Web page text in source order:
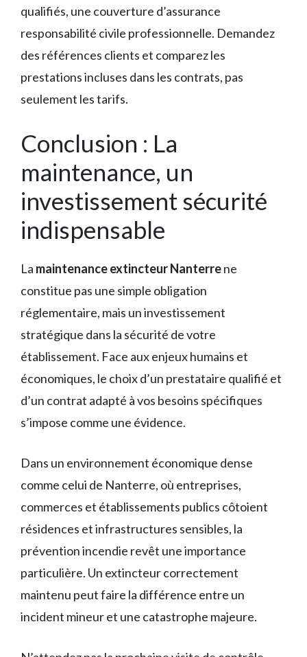
qualifiés, une couverture d’assurance
responsabilité civile professionnelle. Demandez
des références clients et comparez les
prestations incluses dans les contrats, pas
seulement les tarifs.
Conclusion : La
maintenance, un
investissement sécurité
indispensable
La maintenance extincteur Nanterrene
constitue pas une simple obligation
réglementaire, mais un investissement
stratégique dans la sécurité de votre
établissement. Face aux enjeux humains et
économiques, le choix d’un prestataire qualifié et
d’un contrat adapté à vos besoins spécifiques
s’impose comme une évidence.
Dans un environnement économique dense
comme celui de Nanterre, où entreprises,
commerces et établissements publics côtoient
résidences et infrastructures sensibles, la
prévention incendie revêt une importance
particulière. Un extincteur correctement
maintenu peut faire la différence entre un
incident mineur et une catastrophe majeure.